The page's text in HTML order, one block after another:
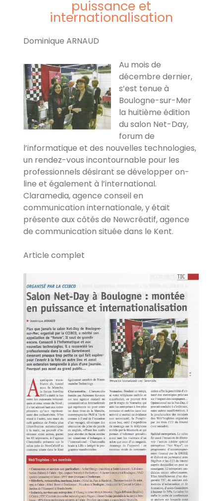
puissance et
internationalisation
Dominique ARNAUD
Au mois de
décembre dernier,
s’est tenue à
Boulogne-sur-Mer
la huitième édition
du salon Net-Day,
forum de
l’informatique et des nouvelles technologies,
un rendez-vous incontournable pour les
professionnels désirant se développer on-
line et également à l’international.
Claramedia, agence conseil en
communication internationale, y était
présente aux côtés de Newcréatif, agence
de communication située dans le Kent.
Article complet